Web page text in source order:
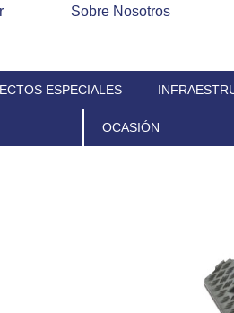
Sobre Nosotros
ESPECIALES
OCASIÓN